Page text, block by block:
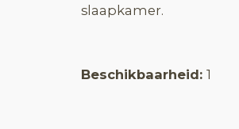
slaapkamer.
Beschikbaarheid: 1